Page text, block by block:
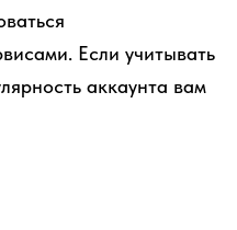
Если учитывать
аккаунта вам